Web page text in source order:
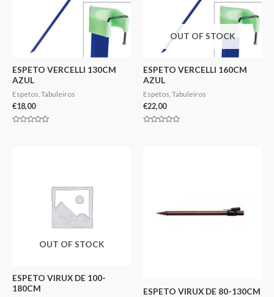
ESPETO VERCELLI 130CM
AZUL
Espetos, Tabuleiros
€18,00
OUT OF STOCK
ESPETO VERCELLI 160CM
AZUL
Espetos, Tabuleiros
€22,00
OUT OF STOCK
ESPETO VIRUX DE 100-
180CM
ESPETO VIRUX DE 80-130CM